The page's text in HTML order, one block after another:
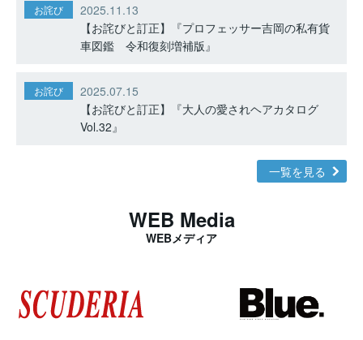
お詫び
2025.11.13
【お詫びと訂正】『プロフェッサー吉岡の私有貨
車図鑑 令和復刻増補版』
お詫び
2025.07.15
【お詫びと訂正】『大人の愛されヘアカタログ
Vol.32』
一覧を見る
WEB Media
WEBメディア